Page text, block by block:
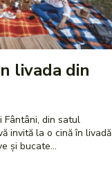
livada din
Fântâni, din satul
invită la o cină în livadă
și bucate...